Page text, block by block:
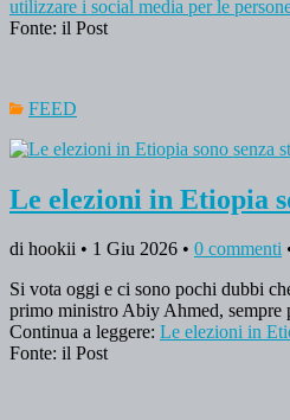
utilizzare i social media per le
Fonte: il Post
FEED
Le elezioni in Etiopia
di hookii • 1 Giu 2026 • 0 commenti
Si vota oggi e ci sono pochi dubbi
primo ministro Abiy Ahmed, sempre
Continua a leggere: Le elezioni in
Fonte: il Post